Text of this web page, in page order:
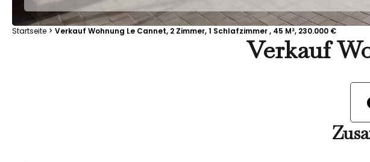
Startseite Verkauf Wohnung Le Cannet, 2 Zimmer, 1 Schlafzimmer , 45 M², 230.000 €
Verkauf